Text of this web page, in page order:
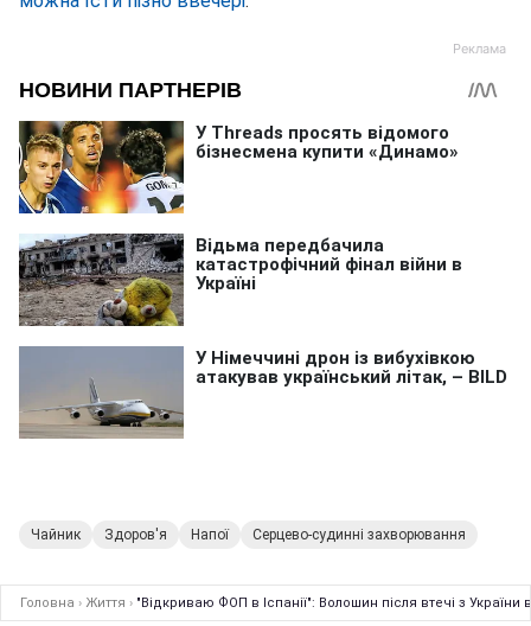
Чайник Здоров'я Напої Серцево-судинні захворювання
Головна › Життя › "Відкриваю ФОП в Іспанії": Волошин після втечі з